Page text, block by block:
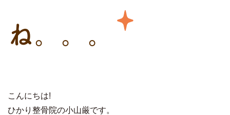
ね。。。
こんにちは!
ひかり整骨院の小山厳です。